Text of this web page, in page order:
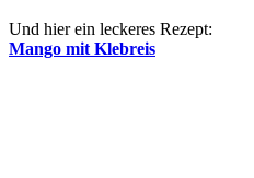
Und hier ein leckeres Rezept:
Mango mit Klebreis